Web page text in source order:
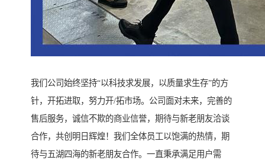
我们公司始终坚持“以科技求发展，以质量求生存”的方
针，开拓进取，努力开/拓市场。公司面对未来，完善的
售后服务，诚信不欺的商业信誉，期待与新老朋友洽谈
合作，共创明日辉煌！我们全体员工以饱满的热情，期
待与五湖四海的新老朋友合作。一直秉承满足用户需